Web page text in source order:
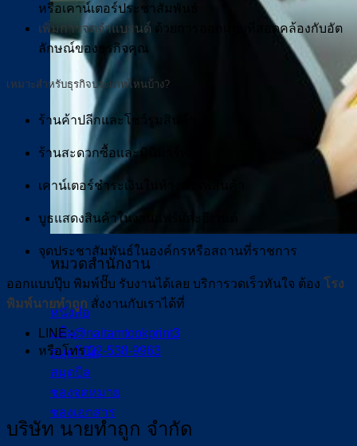
หมวดสำนักงาน
หนังสือ
แฟ้ม
สมุดโน๊ต
สมุดบิล
ซองจดหมาย
ซองเอกสาร
หรือเคาน์เตอร์ประชาสัมพันธ์
เพิ่มการจดจำแบรนด์ ด้วยการออกแบบที่สอดคล้องกับอัต
ลักษณ์ของธุรกิจคุณ
เหมาะสำหรับธุรกิจประเภทไหนบ้าง?
ร้านค้าปลีกและโชว์รูมสินค้า
ร้านสะดวกซื้อและมินิมาร์ท
เคาน์เตอร์ชำระเงินในห้างสรรพสินค้า
บูธแสดงสินค้าในงานแฟร์และอีเวนต์
จุดประชาสัมพันธ์ในองค์กรหรือสถานที่ราชการ
ออกแบบปุ๊บ พิมพ์ปั๊บ รับงานได้เลย บริการวดเร็วทันใจ ต้อง โรง
พิมพ์นายทำถูก สั่งงานกับเราได้ที่
LINE :@naitamtookprint3
หรือโทร02-538-9963
บริษัท นายทำถูก จำกัด